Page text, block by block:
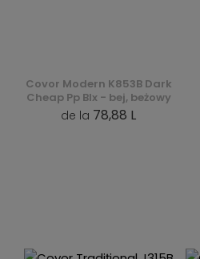
Covor Modern K853B Dark
Cheap Pp Blx - bej, beżowy
de la 78,88 L